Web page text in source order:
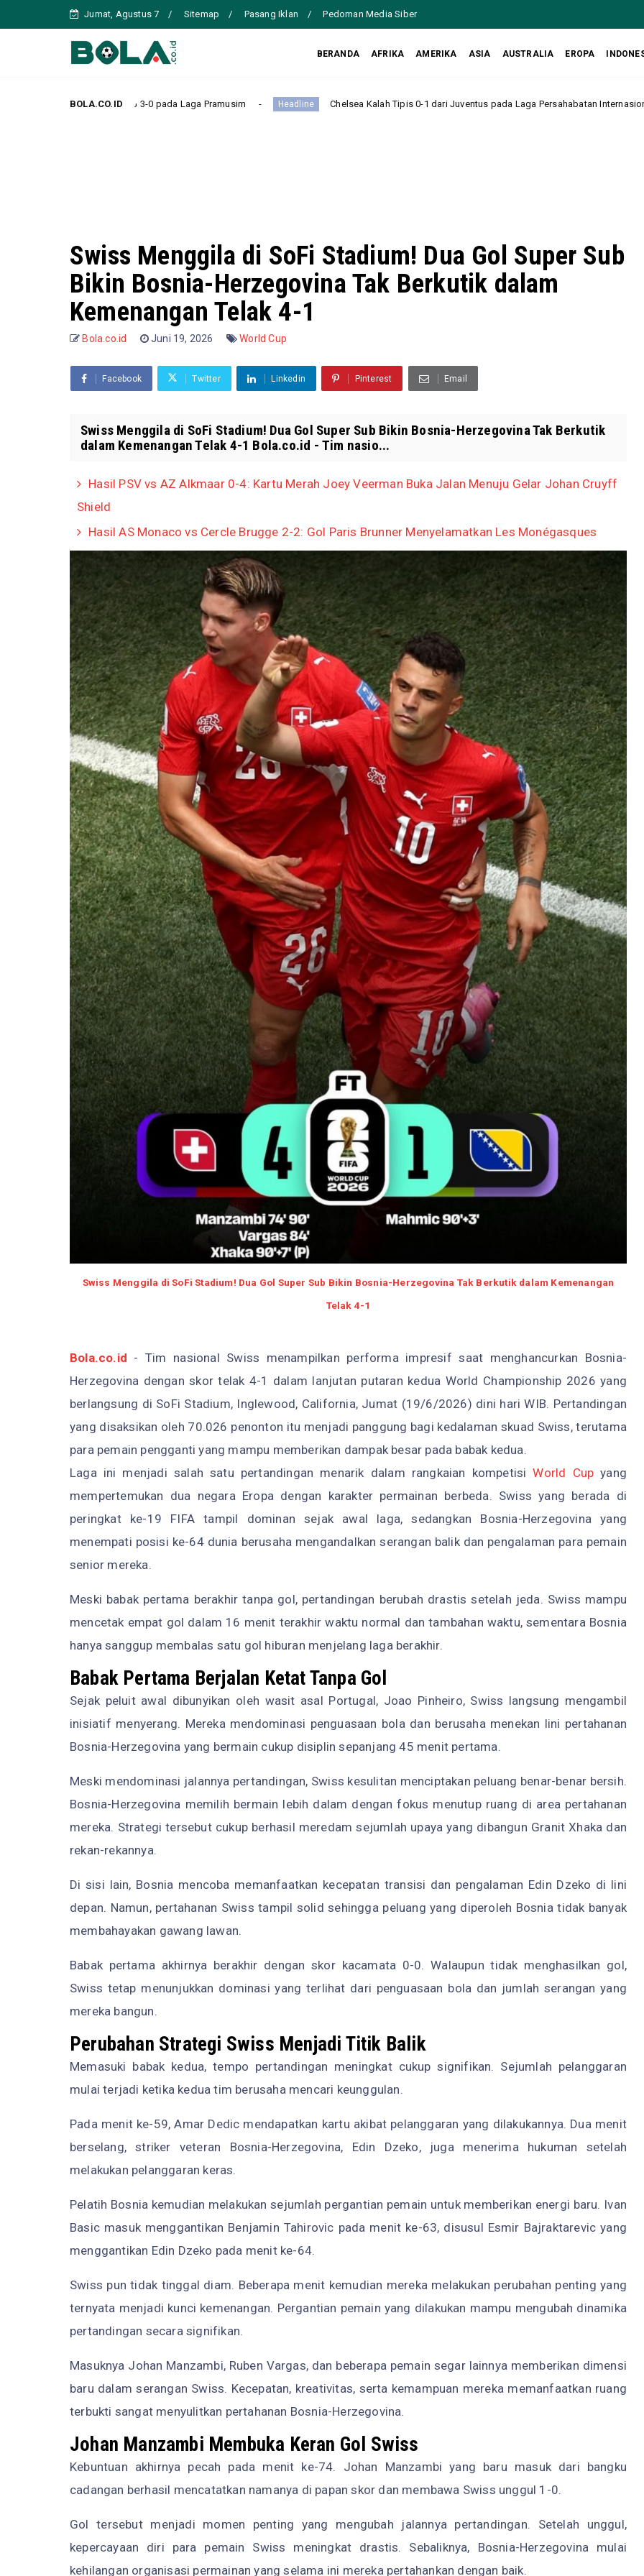
Jumat, Agustus 7 Sitemap Pasang Iklan Pedoman Media Siber
BERANDA AFRIKA AMERIKA ASIA AUSTRALIA EROPA
BOLA.CO.ID
PSG 3-0 pada Laga Pramusim Headline Chelsea Kalah Tipis 0-1 dari Juventus pada Laga Persahabatan Internasional di Hong Kong
Swiss Menggila di SoFi Stadium! Dua Gol Super Sub
Bikin Bosnia-Herzegovina Tak Berkutik dalam
Kemenangan Telak 4-1
Bola.co.id Juni 19, 2026 World Cup
Facebook Twitter Linkedin Pinterest Email
Swiss Menggila di SoFi Stadium! Dua Gol Super Sub Bikin Bosnia-Herzegovina Tak Berkutik
dalam Kemenangan Telak 4-1 Bola.co.id - Tim nasio...
Hasil PSV vs AZ Alkmaar 0-4: Kartu Merah Joey Veerman Buka Jalan Menuju Gelar Johan Cruyff
Shield
Hasil AS Monaco vs Cercle Brugge 2-2: Gol Paris Brunner Menyelamatkan Les Monégasques
Swiss Menggila di SoFi Stadium! Dua Gol Super Sub Bikin Bosnia-Herzegovina Tak Berkutik dalam Kemenangan
Telak 4-1
Bola.co.id - Tim nasional Swiss menampilkan performa impresif saat menghancurkan Bosnia-
Herzegovina dengan skor telak 4-1 dalam lanjutan putaran kedua World Championship 2026 yang
berlangsung di SoFi Stadium, Inglewood, California, Jumat (19/6/2026) dini hari WIB. Pertandingan
yang disaksikan oleh 70.026 penonton itu menjadi panggung bagi kedalaman skuad Swiss, terutama
para pemain pengganti yang mampu memberikan dampak besar pada babak kedua.
Laga ini menjadi salah satu pertandingan menarik dalam rangkaian kompetisiWorld Cup yang
mempertemukan dua negara Eropa dengan karakter permainan berbeda. Swiss yang berada di
peringkat ke-19 FIFA tampil dominan sejak awal laga, sedangkan Bosnia-Herzegovina yang
menempati posisi ke-64 dunia berusaha mengandalkan serangan balik dan pengalaman para pemain
senior mereka.
Meski babak pertama berakhir tanpa gol, pertandingan berubah drastis setelah jeda. Swiss mampu
mencetak empat gol dalam 16 menit terakhir waktu normal dan tambahan waktu, sementara Bosnia
hanya sanggup membalas satu gol hiburan menjelang laga berakhir.
Babak Pertama Berjalan Ketat Tanpa Gol
Sejak peluit awal dibunyikan oleh wasit asal Portugal, Joao Pinheiro, Swiss langsung mengambil
inisiatif menyerang. Mereka mendominasi penguasaan bola dan berusaha menekan lini pertahanan
Bosnia-Herzegovina yang bermain cukup disiplin sepanjang 45 menit pertama.
Meski mendominasi jalannya pertandingan, Swiss kesulitan menciptakan peluang benar-benar bersih.
Bosnia-Herzegovina memilih bermain lebih dalam dengan fokus menutup ruang di area pertahanan
mereka. Strategi tersebut cukup berhasil meredam sejumlah upaya yang dibangun Granit Xhaka dan
rekan-rekannya.
Di sisi lain, Bosnia mencoba memanfaatkan kecepatan transisi dan pengalaman Edin Dzeko di lini
depan. Namun, pertahanan Swiss tampil solid sehingga peluang yang diperoleh Bosnia tidak banyak
membahayakan gawang lawan.
Babak pertama akhirnya berakhir dengan skor kacamata 0-0. Walaupun tidak menghasilkan gol,
Swiss tetap menunjukkan dominasi yang terlihat dari penguasaan bola dan jumlah serangan yang
mereka bangun.
Perubahan Strategi Swiss Menjadi Titik Balik
Memasuki babak kedua, tempo pertandingan meningkat cukup signifikan. Sejumlah pelanggaran
mulai terjadi ketika kedua tim berusaha mencari keunggulan.
Pada menit ke-59, Amar Dedic mendapatkan kartu akibat pelanggaran yang dilakukannya. Dua menit
berselang, striker veteran Bosnia-Herzegovina, Edin Dzeko, juga menerima hukuman setelah
melakukan pelanggaran keras.
Pelatih Bosnia kemudian melakukan sejumlah pergantian pemain untuk memberikan energi baru. Ivan
Basic masuk menggantikan Benjamin Tahirovic pada menit ke-63, disusul Esmir Bajraktarevic yang
menggantikan Edin Dzeko pada menit ke-64.
Swiss pun tidak tinggal diam. Beberapa menit kemudian mereka melakukan perubahan penting yang
ternyata menjadi kunci kemenangan. Pergantian pemain yang dilakukan mampu mengubah dinamika
pertandingan secara signifikan.
Masuknya Johan Manzambi, Ruben Vargas, dan beberapa pemain segar lainnya memberikan dimensi
baru dalam serangan Swiss. Kecepatan, kreativitas, serta kemampuan mereka memanfaatkan ruang
terbukti sangat menyulitkan pertahanan Bosnia-Herzegovina.
Johan Manzambi Membuka Keran Gol Swiss
Kebuntuan akhirnya pecah pada menit ke-74. Johan Manzambi yang baru masuk dari bangku
cadangan berhasil mencatatkan namanya di papan skor dan membawa Swiss unggul 1-0.
Gol tersebut menjadi momen penting yang mengubah jalannya pertandingan. Setelah unggul,
kepercayaan diri para pemain Swiss meningkat drastis. Sebaliknya, Bosnia-Herzegovina mulai
kehilangan organisasi permainan yang selama ini mereka pertahankan dengan baik.